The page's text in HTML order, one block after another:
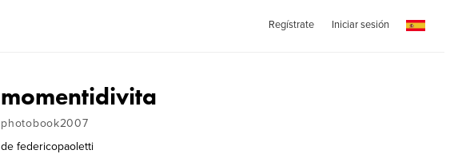
Regístrate Iniciar sesión
momentidivita
photobook2007
de federicopaoletti